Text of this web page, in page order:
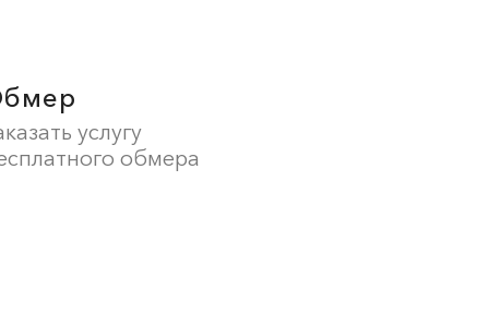
услугу
обмера